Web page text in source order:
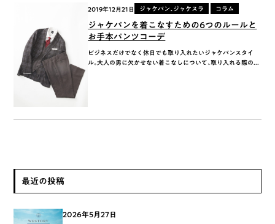
2019年12月21日 ジャケパン、ジャケスラ コラム
ジャケパンを着こなすための6つのルールと
お手本パンツコーデ
ビジネスだけでなく休日でも取り入れたいジャケパンスタイ
ル。大人の男に欠かせない着こなしについて、取り入れる際の...
最近の投稿
2026年5月27日